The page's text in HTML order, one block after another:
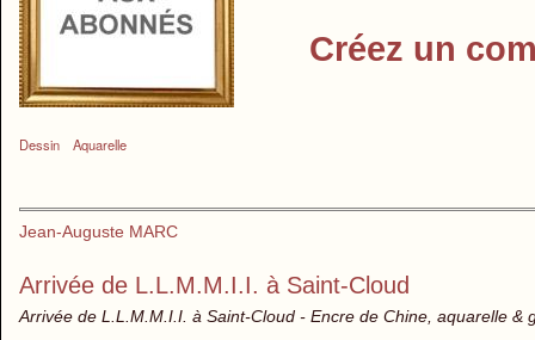
Dessin Aquarelle
Créez un
Jean-Auguste MARC
Arrivée de L.L.M.M.I.I. à Saint-Cloud
Arrivée de L.L.M.M.I.I. à Saint-Cloud - Encre de Chine, aquarelle &